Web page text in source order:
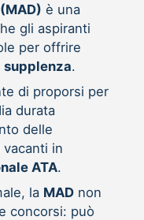
è una
gli aspiranti
per offrire
.
di proporsi per
durata
delle
in
ATA.
la MADnon
concorsi: può